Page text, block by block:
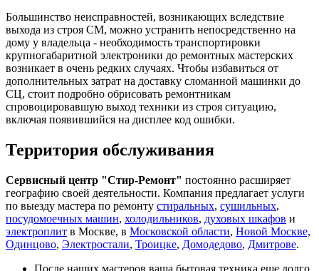
Большинство неисправностей, возникающих вследствие
выхода из строя СМ, можно устранить непосредственно на
дому у владельца - необходимость транспортировки
крупногабаритной электроники до ремонтных мастерских
возникает в очень редких случаях. Чтобы избавиться от
дополнительных затрат на доставку сломанной машинки до
СЦ, стоит подробно обрисовать ремонтникам
спровоцировавшую выход техники из строя ситуацию,
включая появившийся на дисплее код ошибки.
Территория обслуживания
Сервисный центр "Стир-Ремонт" постоянно расширяет
географию своей деятельности. Компания предлагает услуги
по выезду мастера по ремонту стиральных, сушильных,
посудомоечных машин, холодильников, духовых шкафов и
электроплит в Москве, в Московской области, Новой Москве,
Одинцово, Электростали, Троицке, Домодедово, Дмитрове.